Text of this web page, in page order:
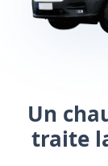
Un
traite